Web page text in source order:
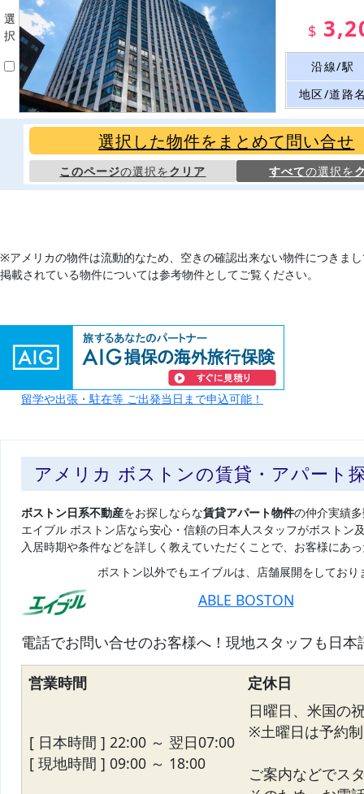
選
択
$
沿線/駅
地区/道路
選択した物件をまとめて問い合せ
このページの選択をクリア すべての選択を
※アメリカの物件は流動的なため、空きの確認出来ない物件につきま
掲載されている物件については参考物件としてご覧ください。
留学や出張・駐在等 ご出発当日まで申込可能！
アメリカ ボストンの賃貸・アパート
ボストン日系不動産をお探しならな賃貸アパート物件の仲介実績
エイブル ボストン店なら安心・信頼の日本人スタッフがボストン
入居時期や条件などを詳しく教えていただくことで、お客様にあ
ボストン以外でもエイブルは、店舗展開をしてお
ABLE BOSTON
電話でお問い合せのお客様へ！現地スタッフも日
営業時間 定休日
[ 日本時間 ] 22:00 ～ 翌日07:00
[ 現地時間 ] 09:00 ～ 18:00
日曜日、米国の
※土曜日は予約制
ご案内などでス